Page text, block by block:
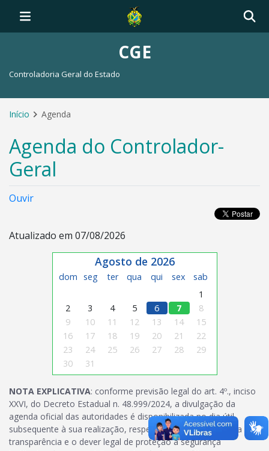
CGE
Controladoria Geral do Estado
Início Agenda
Agenda do Controlador-
Geral
Ouvir
Atualizado em 07/08/2026
Agosto de 2026
dom seg ter qua qui sex
sab
1
2
3 4 5 6 7
8
9
10 11 12 13 14
15
16
17 18 19 20 21
22
23
24 25 26 27 28
29
30
31
NOTA EXPLICATIVA: conforme previsão legal do art. 4º., inciso
XXVI, do Decreto Estadual n. 48.999/2024, a divulgação da
agenda oficial das autoridades é disponibilizada no dia útil
subsequente à sua realização, respeitando-se o princípio da
transparência e o dever legal de proteção à segurança